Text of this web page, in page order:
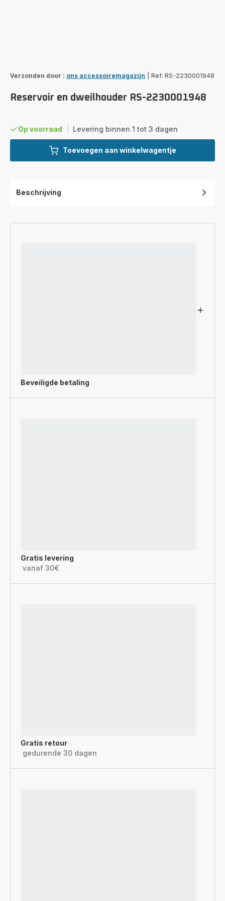
Verzonden door : ons accessoiremagazijn Ref: RS-2230001948
Reservoir en dweilhouder RS-2230001948
Op voorraad Levering binnen 1 tot 3 dagen
Toevoegen aan winkelwagentje
Beschrijving
Beveiligde betaling
Gratis levering
vanaf 30€
Gratis retour
gedurende 30 dagen